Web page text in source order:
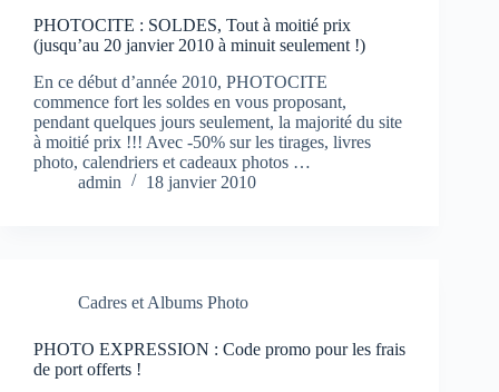
PHOTOCITE : SOLDES, Tout à moitié prix
(jusqu’au 20 janvier 2010 à minuit seulement !)
En ce début d’année 2010, PHOTOCITE
commence fort les soldes en vous proposant,
pendant quelques jours seulement, la majorité du site
à moitié prix !!! Avec -50% sur les tirages, livres
photo, calendriers et cadeaux photos …
admin
18 janvier 2010
Cadres et Albums Photo
PHOTO EXPRESSION : Code promo pour les frais
de port offerts !